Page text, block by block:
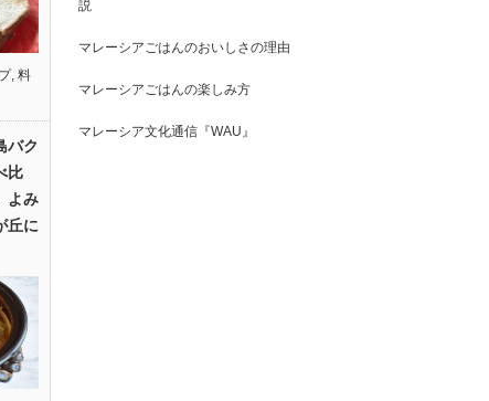
, 料
バク
比
よみ
丘に
説
マレーシアごはんのおいしさの理由
マレーシアごはんの楽しみ方
マレーシア文化通信『WAU』